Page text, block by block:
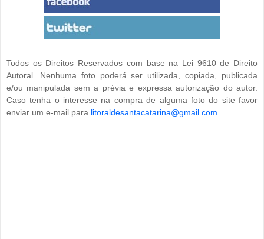
Todos os Direitos Reservados com base na Lei 9610 de Direito
Autoral. Nenhuma foto poderá ser utilizada, copiada, publicada
e/ou manipulada sem a prévia e expressa autorização do autor.
Caso tenha o interesse na compra de alguma foto do site favor
enviar um e-mail para litoraldesantacatarina@gmail.com